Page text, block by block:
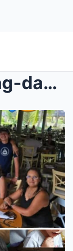
Ang makabagbag-damdaming imahe ng isang 47-anyos n...